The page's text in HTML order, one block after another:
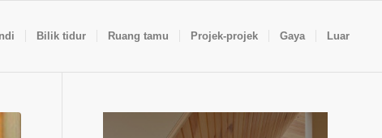
Bilik tidur Ruang tamu Projek-projek Gaya Luar